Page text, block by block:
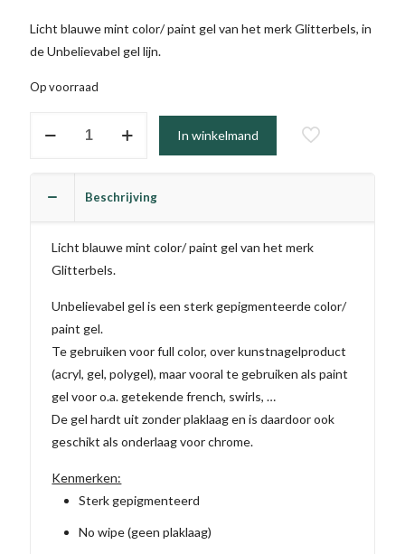
Licht blauwe mint color/ paint gel van het merk Glitterbels, in
de Unbelievabel gel lijn.
Op voorraad
In winkelmand
Beschrijving
Licht blauwe mint color/ paint gel van het merk
Glitterbels.
Unbelievabel gel is een sterk gepigmenteerde color/
paint gel.
Te gebruiken voor full color, over kunstnagelproduct
(acryl, gel, polygel), maar vooral te gebruiken als paint
gel voor o.a. getekende french, swirls, …
De gel hardt uit zonder plaklaag en is daardoor ook
geschikt als onderlaag voor chrome.
Kenmerken:
Sterk gepigmenteerd
No wipe (geen plaklaag)